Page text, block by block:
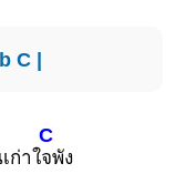
C|
ก่าใ
C
จพัง